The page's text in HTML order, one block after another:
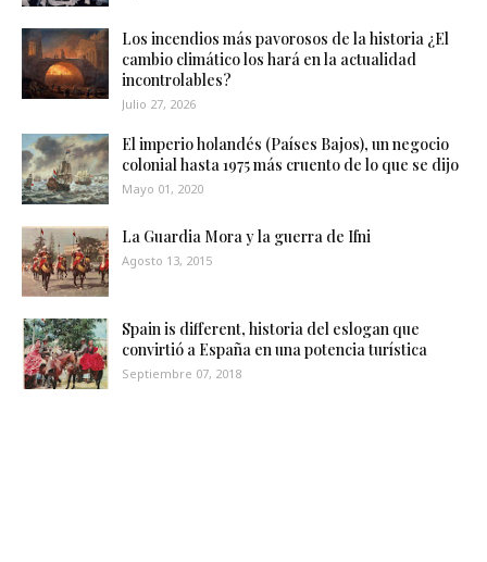
Los incendios más pavorosos de la historia ¿El
cambio climático los hará en la actualidad
incontrolables?
Julio 27, 2026
El imperio holandés (Países Bajos), un negocio
colonial hasta 1975 más cruento de lo que se dijo
Mayo 01, 2020
La Guardia Mora y la guerra de Ifni
Agosto 13, 2015
Spain is different, historia del eslogan que
convirtió a España en una potencia turística
Septiembre 07, 2018